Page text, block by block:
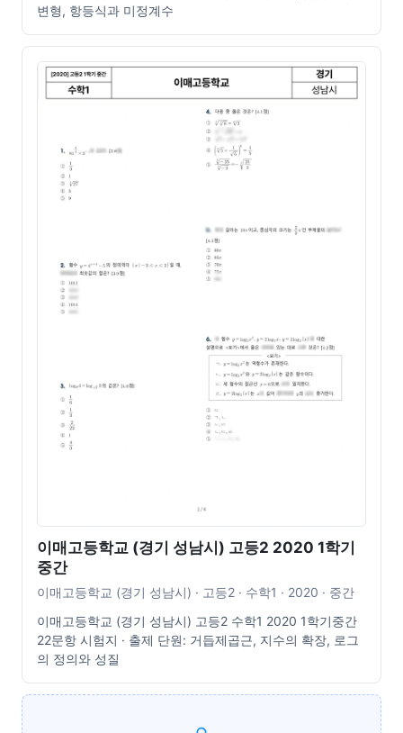
변형, 항등식과 미정계수
이매고등학교 (경기 성남시) 고등2 2020 1학기
중간
이매고등학교 (경기 성남시) · 고등2 · 수학1 · 2020 · 중간
이매고등학교 (경기 성남시) 고등2 수학1 2020 1학기중간
22문항 시험지 · 출제 단원: 거듭제곱근, 지수의 확장, 로그
의 정의와 성질